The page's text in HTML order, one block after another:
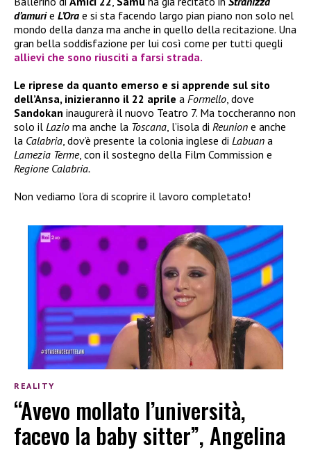
d’amurie L’Ora e si sta facendo largo pian piano non solo nel
mondo della danza ma anche in quello della recitazione. Una
gran bella soddisfazione per lui così come per tutti quegli
allievi che sono riusciti a farsi strada.
Le riprese da quanto emerso e si apprende sul sito
dell’Ansa, inizieranno il 22 aprile a Formello, dove
Sandokan inaugurerà il nuovo Teatro 7. Ma toccheranno non
solo il Lazio ma anche la Toscana, l’isola di Reunion e anche
la Calabria, dov’è presente la colonia inglese di Labuan a
Lamezia Terme, con il sostegno della Film Commission e
Regione Calabria.
Non vediamo l’ora di scoprire il lavoro completato!
REALITY
“Avevo mollato l’università,
facevo la baby sitter”, Angelina